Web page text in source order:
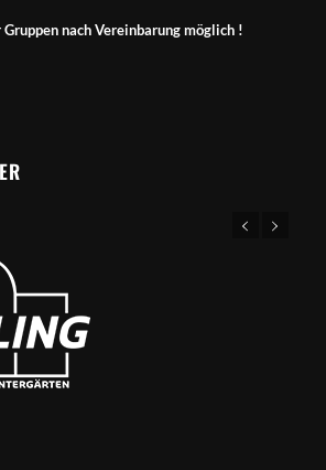
nach Vereinbarung möglich !